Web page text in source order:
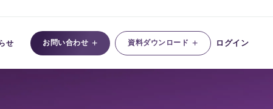
せ お問い合わせ + 資料ダウンロード + ログイン